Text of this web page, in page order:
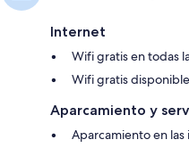
Internet
Wifi gratis en todas
Wifi gratis
Aparcamiento y
Aparcamiento en las